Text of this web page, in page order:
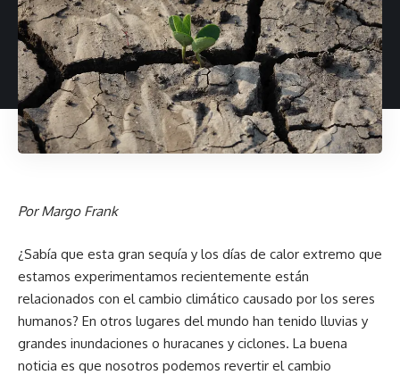
Por Margo Frank
¿Sabía que esta gran sequía y los días de calor extremo que
estamos experimentamos recientemente están
relacionados con el cambio climático causado por los seres
humanos? En otros lugares del mundo han tenido lluvias y
grandes inundaciones o huracanes y ciclones. La buena
noticia es que nosotros podemos revertir el cambio